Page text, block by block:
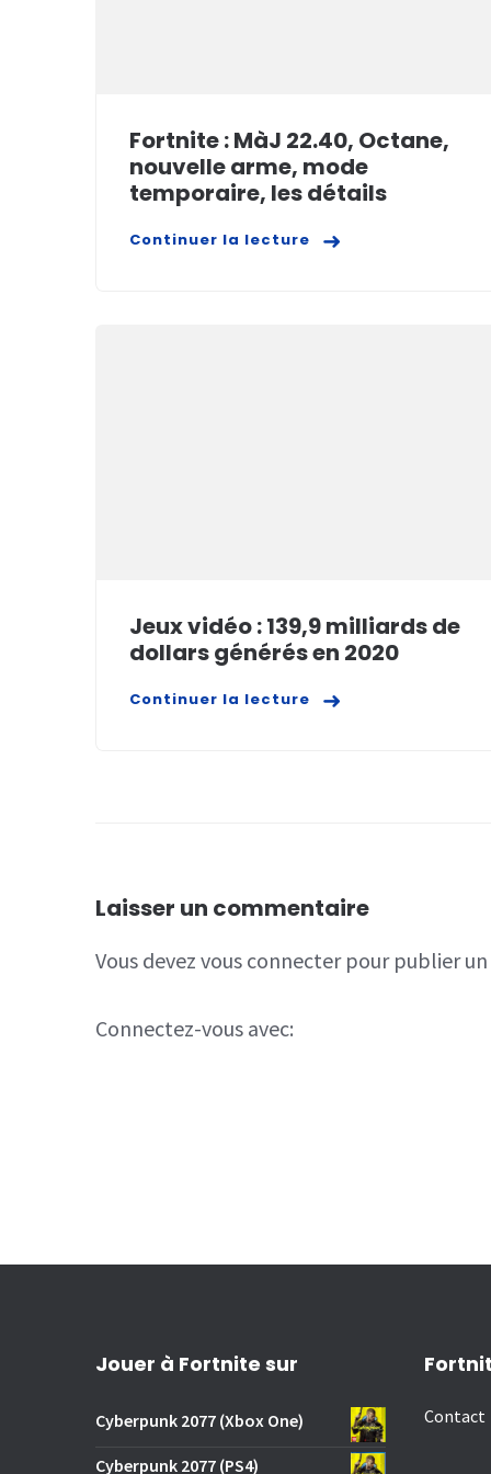
Fortnite : MàJ 22.40, Octane,
nouvelle arme, mode
temporaire, les détails
Continuer la lecture
Jeux vidéo : 139,9 milliards de
dollars générés en 2020
Continuer la lecture
Laisser un commentaire
Vous devez vous connecterpour publier
Connectez-vous avec:
Jouer à Fortnite sur
Cyberpunk 2077 (Xbox One)
Cyberpunk 2077 (PS4)
Contact